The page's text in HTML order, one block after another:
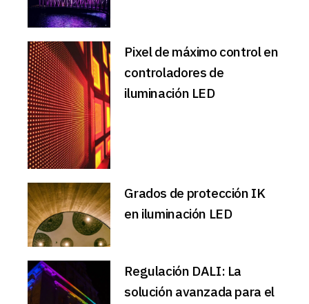
Pixel de máximo control en
controladores de
iluminación LED
Grados de protección IK
en iluminación LED
Regulación DALI: La
solución avanzada para el